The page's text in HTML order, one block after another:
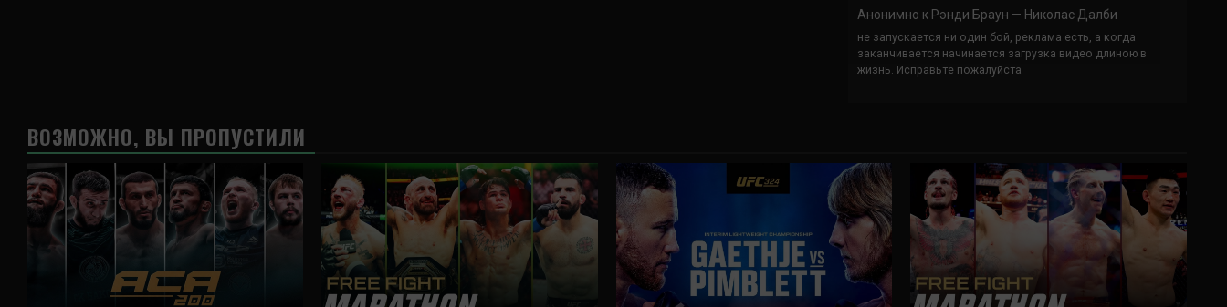
Анонимно к Рэнди Браун — Николас Далби
не запускается ни один бой, реклама есть, а когда
заканчивается начинается загрузка видео длиною в
жизнь. Исправьте пожалуйста
ВОЗМОЖНО, ВЫ ПРОПУСТИЛИ